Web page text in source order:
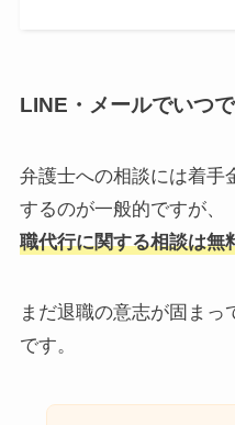
LINE・メールでいつ
弁護士への相談には着手
するのが一般的ですが、
職代行に関する相談は無
まだ退職の意志が固まっ
です。